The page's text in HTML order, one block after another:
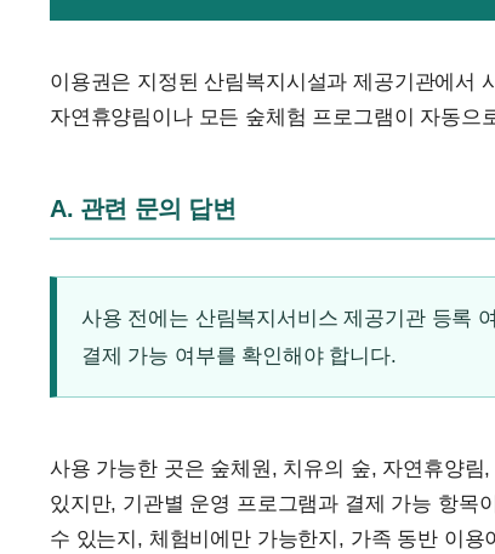
이용권은 지정된 산림복지시설과 제공기관에서
자연휴양림이나 모든 숲체험 프로그램이 자동으
A. 관련 문의 답변
사용 전에는 산림복지서비스 제공기관 등록
결제 가능 여부를 확인해야 합니다.
사용 가능한 곳은 숲체원, 치유의 숲, 자연휴양
있지만, 기관별 운영 프로그램과 결제 가능 항목
수 있는지, 체험비에만 가능한지, 가족 동반 이용